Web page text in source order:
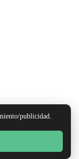
publicidad.